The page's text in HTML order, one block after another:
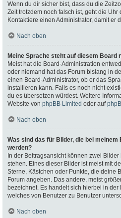
Wenn du dir sicher bist, dass du die
Zeit trotzdem noch falsch ist, geht die
Kontaktiere einen Administrator, damit er
Nach oben
Meine Sprache steht auf diesem Board
Meist hat die Board-Administration
oder niemand hat das Forum bislang in
einen Board-Administrator, ob er das
installieren kann. Falls es noch nicht
du es übersetzen würdest. Weitere
Website von phpBB Limited oder auf
Nach oben
Was sind das für Bilder, die bei
werden?
In der Beitragsansicht können zwei
stehen. Eines dieser Bilder ist meist mit
Sterne, Kästchen oder Punkte, die deine
Forum angeben. Das andere, meist
bezeichnet. Es handelt sich hierbei in
welches von Benutzer zu Benutzer
Nach oben